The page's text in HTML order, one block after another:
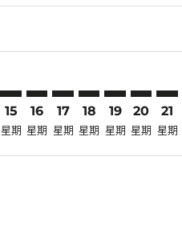
15
星期
16
星期
17
星期
18
星期
19
星期
20
星期
21
星期